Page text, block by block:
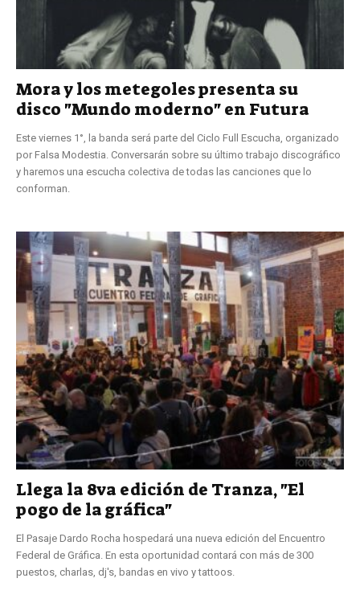
Mora y los metegoles presenta su
disco "Mundo moderno" en Futura
Este viernes 1°, la banda será parte del Ciclo Full Escucha, organizado
por Falsa Modestia. Conversarán sobre su último trabajo discográfico
y haremos una escucha colectiva de todas las canciones que lo
conforman.
Llega la 8va edición de Tranza, "El
pogo de la gráfica"
El Pasaje Dardo Rocha hospedará una nueva edición del Encuentro
Federal de Gráfica. En esta oportunidad contará con más de 300
puestos, charlas, dj's, bandas en vivo y tattoos.